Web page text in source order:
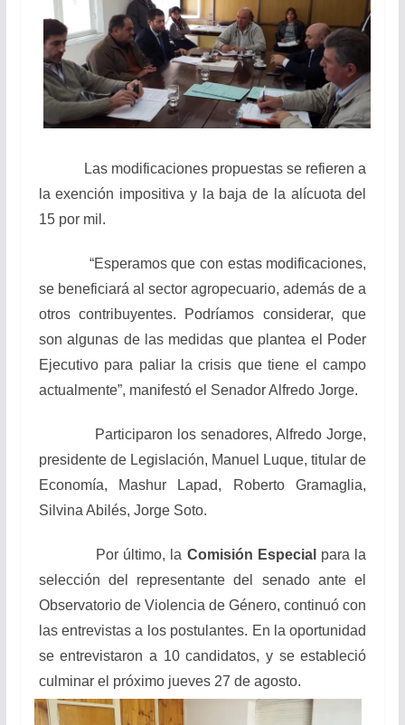
Las modificaciones propuestas se refieren a
la exención impositiva y la baja de la alícuota del
15 por mil.
“Esperamos que con estas modificaciones,
se beneficiará al sector agropecuario, además de a
otros contribuyentes. Podríamos considerar, que
son algunas de las medidas que plantea el Poder
Ejecutivo para paliar la crisis que tiene el campo
actualmente”, manifestó el Senador Alfredo Jorge.
Participaron los senadores, Alfredo Jorge,
presidente de Legislación, Manuel Luque, titular de
Economía, Mashur Lapad, Roberto Gramaglia,
Silvina Abilés, Jorge Soto.
Por último, la Comisión Especial para la
selección del representante del senado ante el
Observatorio de Violencia de Género, continuó con
las entrevistas a los postulantes. En la oportunidad
se entrevistaron a 10 candidatos, y se estableció
culminar el próximo jueves 27 de agosto.